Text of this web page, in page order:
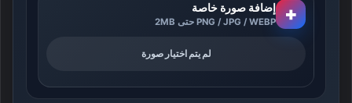
+ إضافة صورة خاصة
PNG / JPG / WEBP حتى 2MB
لم يتم اختيار صورة